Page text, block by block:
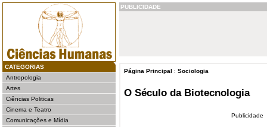
CATEGORIAS
Antropologia
Artes
Ciências Politicas
Cinema e Teatro
Comunicações e Mídia
PUBLICIDADE
Página Principal : Sociologia
O Século da Biotecnologia
Publicidade